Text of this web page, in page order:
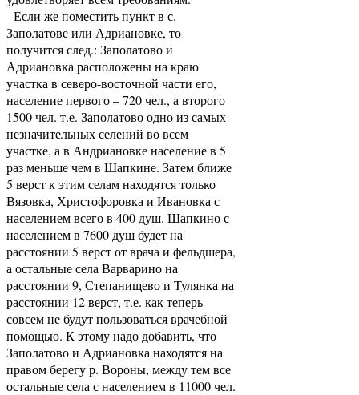
Если же поместить пункт в с.
Заполатове или Адриановке, то
получится след.: Заполатово и
Адриановка расположены на краю
участка в северо-восточной части его,
население первого – 720 чел., а второго
1500 чел. т.е. Заполатово одно из самых
незначительных селений во всем
участке, а в Андриановке население в 5
раз меньше чем в Шапкине. Затем ближе
5 верст к этим селам находятся только
Вязовка, Христофоровка и Ивановка с
населением всего в 400 душ. Шапкино с
населением в 7600 душ будет на
расстоянии 5 верст от врача и фельдшера,
а остальные села Варварино на
расстоянии 9, Степанищево и Тулянка на
расстоянии 12 верст, т.е. как теперь
совсем не будут пользоваться врачебной
помощью. К этому надо добавить, что
Заполатово и Адриановка находятся на
правом берегу р. Вороны, между тем все
остальные села с населением в 11000 чел.